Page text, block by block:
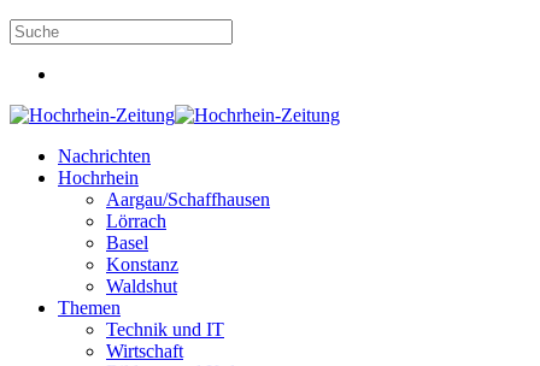
Nachrichten
Hochrhein
Aargau/Schaffhausen
Lörrach
Basel
Konstanz
Waldshut
Themen
Technik und IT
Wirtschaft